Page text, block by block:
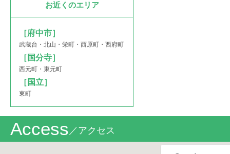
お近くのエリア
［府中市］
武蔵台・北山・栄町・西原町・西府町
［国分寺］
西元町・東元町
［国立］
東町
Access ／アクセス